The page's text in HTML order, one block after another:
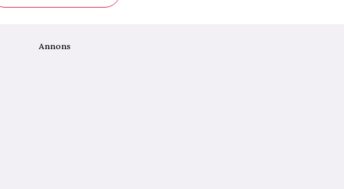
Annons